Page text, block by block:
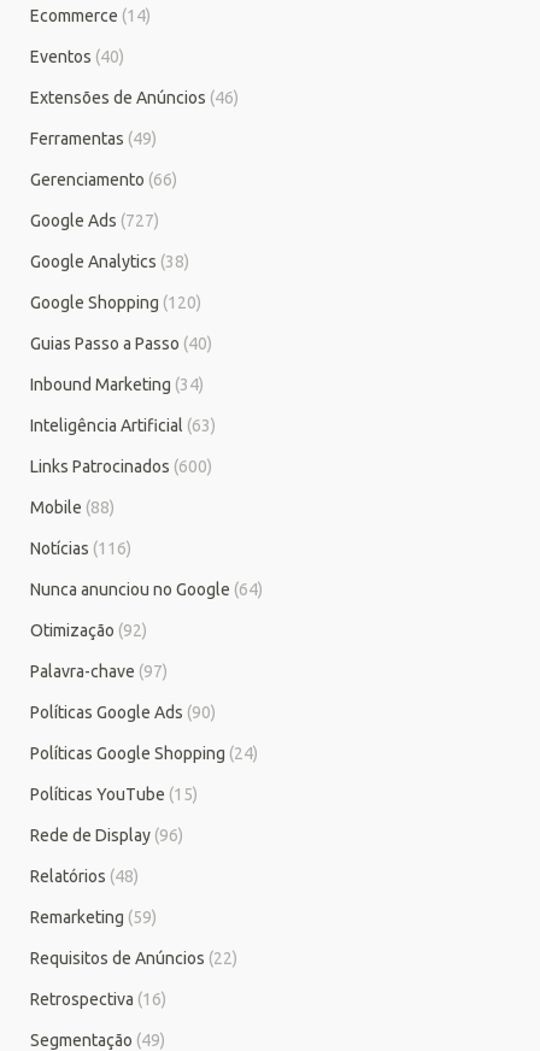
Ecommerce (14)
Eventos (40)
Extensões de Anúncios (46)
Ferramentas (49)
Gerenciamento (66)
Google Ads (727)
Google Analytics (38)
Google Shopping (120)
Guias Passo a Passo (40)
Inbound Marketing (34)
Inteligência Artificial (63)
Links Patrocinados (600)
Mobile (88)
Notícias (116)
Nunca anunciou no Google (64)
Otimização (92)
Palavra-chave (97)
Políticas Google Ads (90)
Políticas Google Shopping (24)
Políticas YouTube (15)
Rede de Display (96)
Relatórios (48)
Remarketing (59)
Requisitos de Anúncios (22)
Retrospectiva (16)
Segmentação (49)